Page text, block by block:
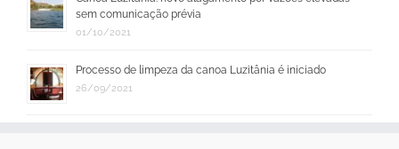
sem comunicação prévia
01/10/2021
Processo de limpeza da canoa Luzitânia é iniciado
26/09/2021